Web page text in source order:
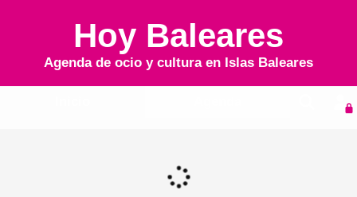
Hoy Baleares
Agenda de ocio y cultura en Islas Baleares